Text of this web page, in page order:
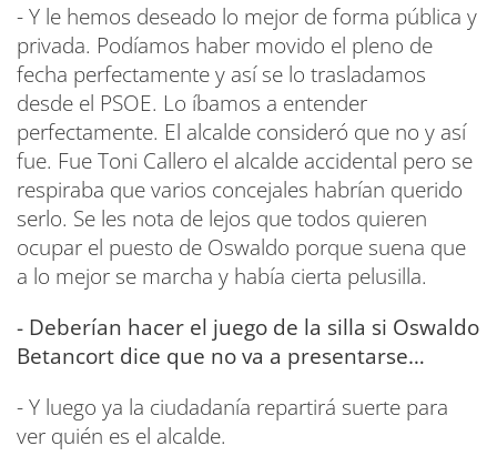
- Y le hemos deseado lo mejor de forma pública y
privada. Podíamos haber movido el pleno de
fecha perfectamente y así se lo trasladamos
desde el PSOE. Lo íbamos a entender
perfectamente. El alcalde consideró que no y así
fue. Fue Toni Callero el alcalde accidental pero se
respiraba que varios concejales habrían querido
serlo. Se les nota de lejos que todos quieren
ocupar el puesto de Oswaldo porque suena que
a lo mejor se marcha y había cierta pelusilla.
- Deberían hacer el juego de la silla si Oswaldo
Betancort dice que no va a presentarse…
- Y luego ya la ciudadanía repartirá suerte para
ver quién es el alcalde.